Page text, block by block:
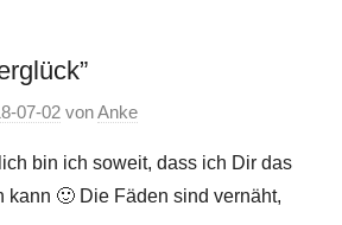
07-02 vonAnke
bin ich soweit, dass ich Dir das
kann 🙂 Die Fäden sind vernäht,